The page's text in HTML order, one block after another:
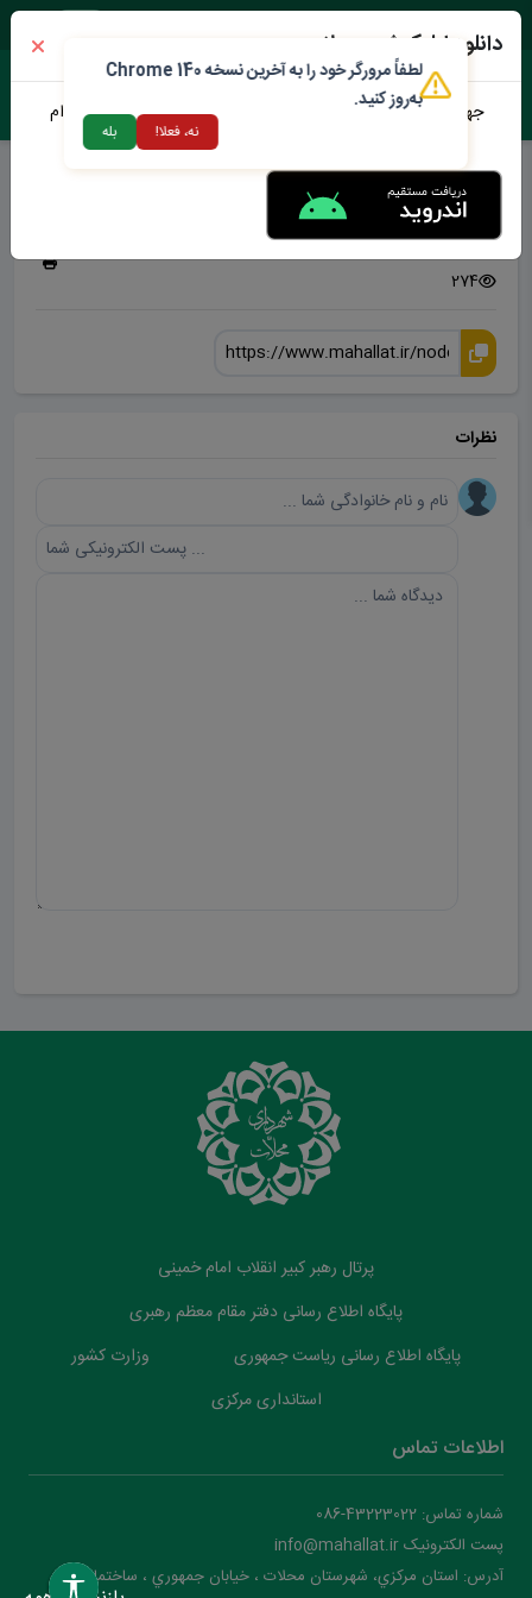
اماکن محلات
سه شنبه 18 فروردین 1405
274
نظرات
پرتال رهبر کبیر انقلاب امام خمینی
پایگاه اطلاع رسانی دفتر مقام معظم رهبری
پایگاه اطلاع رسانی ریاست جمهوری
وزارت کشور
استانداری مرکزی
اطلاعات تماس
شماره تماس: 43223022-086
پست الکترونیک info@mahallat.ir
آدرس: استان مرکزي، شهرستان محلات ‌‌‌، خيابان جمهوري ، ساختمان
دانلود اپلیکیشن محلات من
جهت دانلود نرم افزار محلات من می توانید از طریق لینک زیر اقدام
لطفاً مرورگر خود را به آخرین نسخه Chrome 140
به‌روز کنید.
نه، فعلا! بله